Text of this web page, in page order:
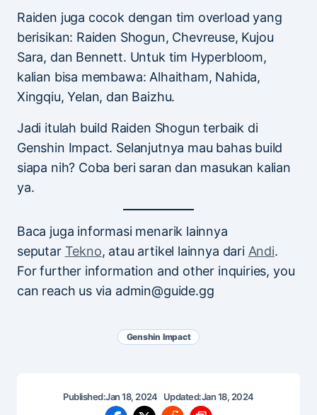
Raiden juga cocok dengan tim overload yang
berisikan: Raiden Shogun, Chevreuse, Kujou
Sara, dan Bennett. Untuk tim Hyperbloom,
kalian bisa membawa: Alhaitham, Nahida,
Xingqiu, Yelan, dan Baizhu.
Jadi itulah build Raiden Shogun terbaik di
Genshin Impact. Selanjutnya mau bahas build
siapa nih? Coba beri saran dan masukan kalian
ya.
Baca juga informasi menarik lainnya
seputar Tekno, atau artikel lainnya dari Andi.
For further information and other inquiries, you
can reach us via admin@guide.gg
Genshin Impact
Published:Jan 18, 2024 Updated:Jan 18, 2024